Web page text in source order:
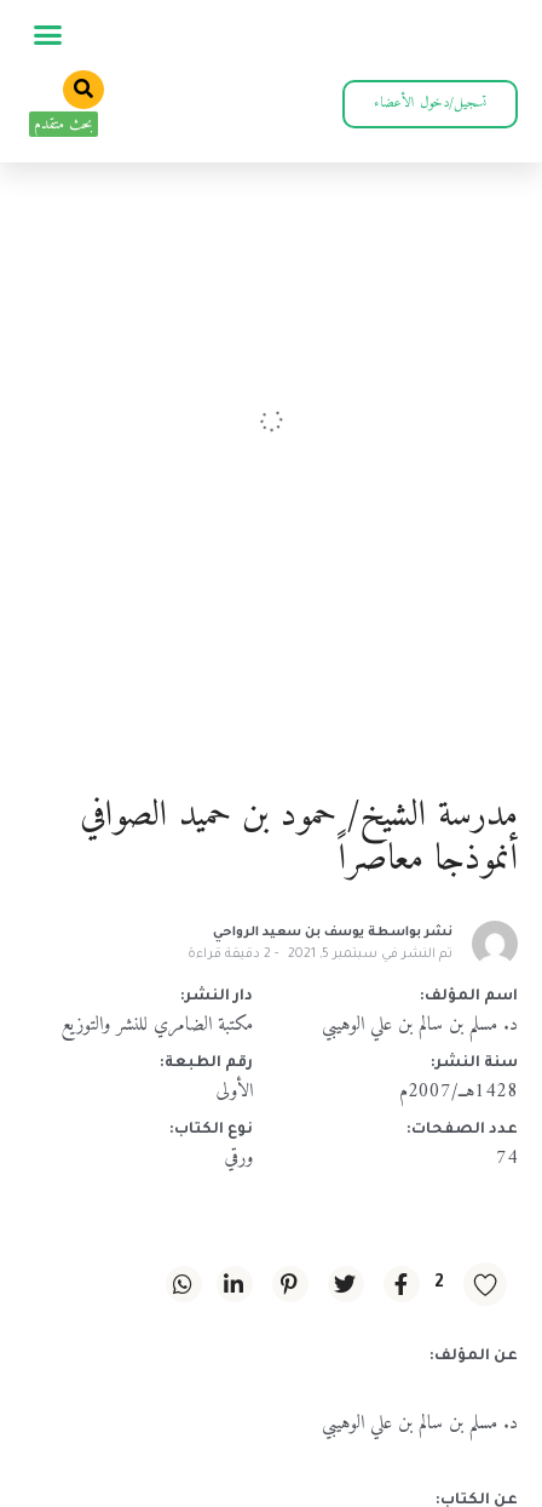
تسجيل/دخول الأعضاء
بحث متقدم
مدرسة الشيخ/ حمود بن حميد الصوافي
أنموذجا معاصراً
نشر بواسطة يوسف بن سعيد الرواحي
تم النشر في سبتمبر 5, 2021 2 دقيقة قراءة
اسم المؤلف:
د. مسلم بن سالم بن علي الوهيبي
دار النشر:
مكتبة الضامري للنشر والتوزيع
سنة النشر:
1428هــ/2007م
رقم الطبعة:
الأولى
عدد الصفحات:
74
نوع الكتاب:
ورقي
2
عن المؤلف:
د. مسلم بن سالم بن علي الوهيبي
عن الكتاب: